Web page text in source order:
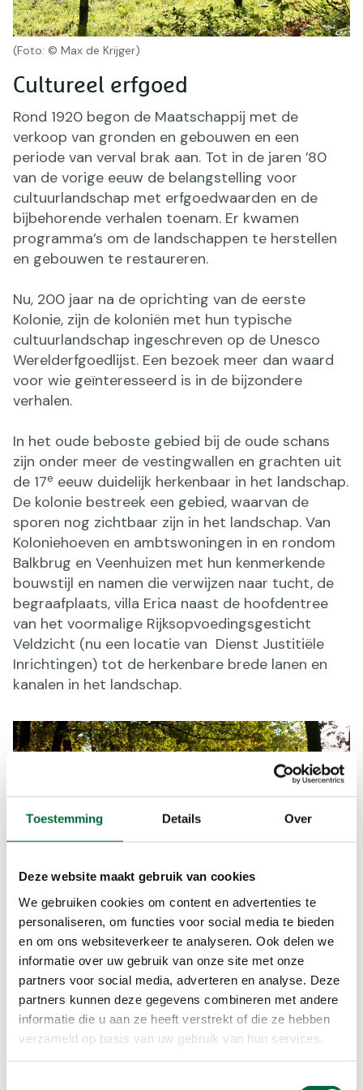
Toestemming Details Over
Deze website maakt gebruik van cookies
We gebruiken cookies om content en advertenties te
personaliseren, om functies voor social media te bieden
en om ons websiteverkeer te analyseren. Ook delen we
informatie over uw gebruik van onze site met onze
partners voor social media, adverteren en analyse. Deze
partners kunnen deze gegevens combineren met andere
informatie die u aan ze heeft verstrekt of die ze hebben
verzameld op basis van uw gebruik van hun services.
(Foto: © Max de Krijger)
Cultureel erfgoed
Rond 1920 begon de Maatschappij met de
verkoop van gronden en gebouwen en een
periode van verval brak aan. Tot in de jaren ’80
van de vorige eeuw de belangstelling voor
cultuurlandschap met erfgoedwaarden en de
bijbehorende verhalen toenam. Er kwamen
programma’s om de landschappen te herstellen
en gebouwen te restaureren.
Nu, 200 jaar na de oprichting van de eerste
Kolonie, zijn de koloniën met hun typische
cultuurlandschap ingeschreven op de Unesco
Werelderfgoedlijst. Een bezoek meer dan waard
voor wie geïnteresseerd is in de bijzondere
verhalen.
In het oude beboste gebied bij de oude schans
zijn onder meer de vestingwallen en grachten uit
de 17e eeuw duidelijk herkenbaar in het landschap.
De kolonie bestreek een gebied, waarvan de
sporen nog zichtbaar zijn in het landschap. Van
Koloniehoeven en ambtswoningen in en rondom
Balkbrug en Veenhuizen met hun kenmerkende
bouwstijl en namen die verwijzen naar tucht, de
begraafplaats, villa Erica naast de hoofdentree
van het voormalige Rijksopvoedingsgesticht
Veldzicht (nu een locatie van Dienst Justitiële
Inrichtingen) tot de herkenbare brede lanen en
kanalen in het landschap.
Wandeltip 1: Voetsporen in de
Ommerschans
Volg letterlijk de voetsporen van het verleden in
Op de route van de Trage Tocht. (Foto: © Max de Krijger)